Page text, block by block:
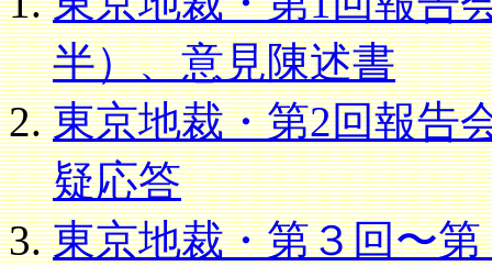
半）、意見陳述書
東京地裁・第2回報告
疑応答
東京地裁・第３回〜